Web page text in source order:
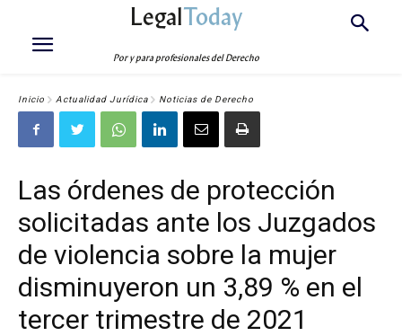
LegalToday
Por y para profesionales del Derecho
Inicio Actualidad Jurídica Noticias de Derecho
Las órdenes de protección
solicitadas ante los Juzgados
de violencia sobre la mujer
disminuyeron un 3,89 % en el
tercer trimestre de 2021